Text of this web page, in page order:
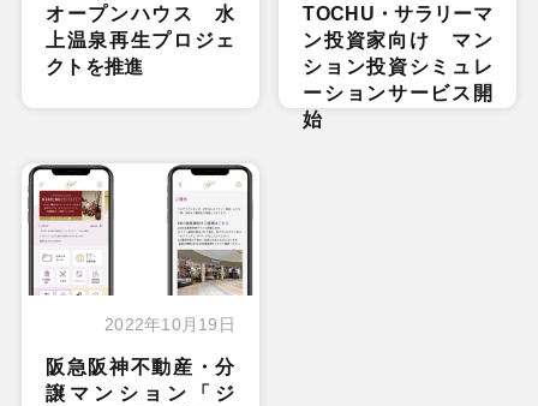
オープンハウス 水
上温泉再生プロジェ
クトを推進
TOCHU・サラリーマ
ン投資家向け マン
ション投資シミュレ
ーションサービス開
始
2022年10月19日
阪急阪神不動産・分
譲マンション「ジ